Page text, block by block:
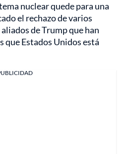
nuclear quede para una
el rechazo de varios
de Trump que han
que Estados Unidos está